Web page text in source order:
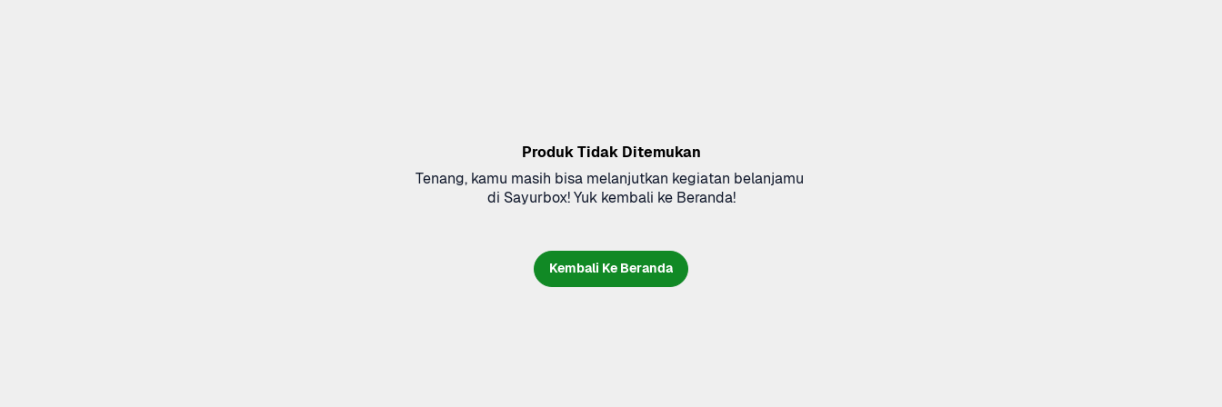
Produk Tidak Ditemukan
Tenang, kamu masih bisa melanjutkan kegiatan belanjamu
di Sayurbox! Yuk kembali ke Beranda!
Kembali Ke Beranda